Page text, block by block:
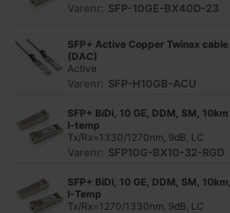
Varenr: SFP-10GE-BX40D-23
SFP+ Active Copper Twinax cable
(DAC)
Active
Varenr: SFP-H10GB-ACU
SFP+ BiDi, 10 GE, DDM, SM, 10km
I-temp
Tx/Rx=1330/1270nm, 9dB, LC
Varenr: SFP10G-BX10-32-RGD
SFP+ BiDi, 10 GE, DDM, SM, 10km,
I-Temp
Tx/Rx=1270/1330nm, 9dB, LC